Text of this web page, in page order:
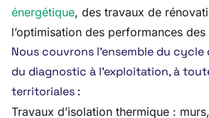
énergétique, des travaux de
l’optimisation des performances
Nous couvrons l’ensemble du cycle
du diagnostic à l’exploitation, à
territoriales :
Travaux d’isolation thermique :